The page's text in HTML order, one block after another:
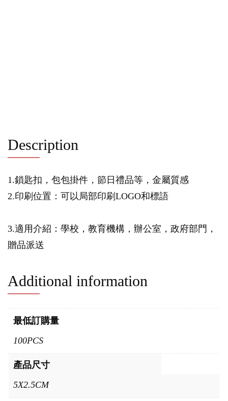
Description
1.鎖匙扣，包包掛件，節日禮品等，金屬質感
2.印刷位置：可以局部印刷LOGO和標語
3.適用介紹：學校，教育機構，辦公室，政府部門，
贈品派送
Additional information
最低訂購量
100PCS
產品尺寸
5X2.5CM